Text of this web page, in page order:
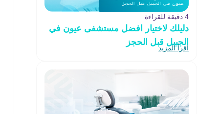
4 دقيقة للقراءة
دليلك لاختيار افضل مستشفى عيون في
الجبيل قبل الحجز
اقرأ المزيد